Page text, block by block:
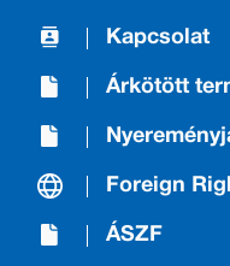
Kapcsolat
Árkötött
Foreign
ÁSZF